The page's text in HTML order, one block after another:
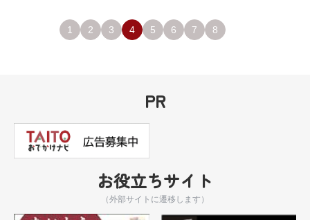
称しました。江戸城鬼門除の守護神ならびに徳川将軍家祈願所の一社として
尊崇され、社地は200石の朱印地を賜り、江戸を代表する名社のひとつに数
1 2 3 4 5 6 7 8
PR
お役立ちサイト
（外部サイトに遷移します）